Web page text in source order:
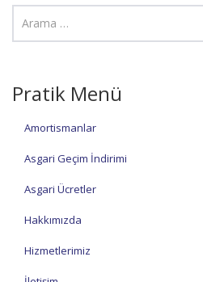
Pratik Menü
Amortismanlar
Asgari Geçim İndirimi
Asgari Ücretler
Hakkımızda
Hizmetlerimiz